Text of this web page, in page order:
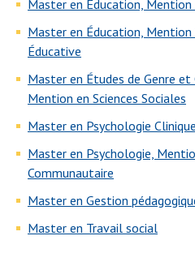
Master en Éducation,
Master en Éducation,
Éducative
Master en Études de Genre
Mention en Sciences Sociales
Master en Psychologie
Master en Psychologie,
Communautaire
Master en Gestion
Master en Travail social